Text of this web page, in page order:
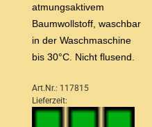
atmungsaktivem
Baumwollstoff, waschbar
in der Waschmaschine
bis 30°C. Nicht flusend.
Art.Nr.: 117815
Lieferzeit: